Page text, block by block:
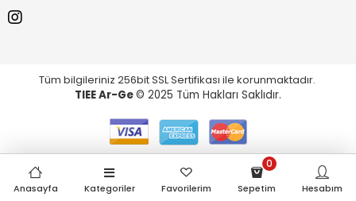
Tüm bilgileriniz 256bit SSL Sertifikası ile korunmaktadır.
TIEE Ar-Ge© 2025 Tüm Hakları Saklıdır.
Anasayfa Kategoriler Favorilerim Sepetim
0
Hesabım